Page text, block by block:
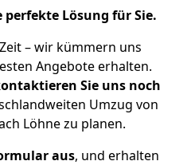
Lösung für Sie.
– wir kümmern uns
Angebote erhalten.
Sie uns noch
Umzug von
Löhne zu planen.
aus, und erhalten